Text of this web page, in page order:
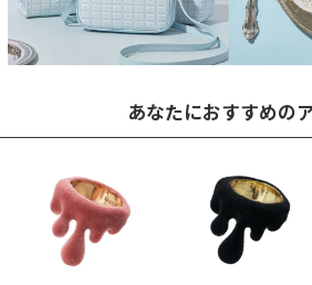
あなたにおすすめの